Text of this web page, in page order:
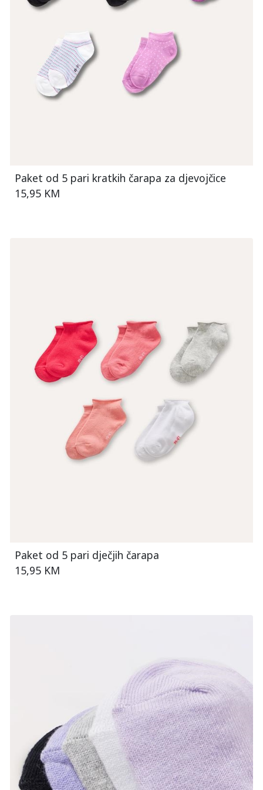
Paket od 5 pari kratkih čarapa za djevojčice
15,95 KM
Paket od 5 pari dječjih čarapa
15,95 KM